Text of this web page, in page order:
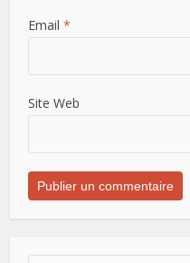
Email *
Site Web